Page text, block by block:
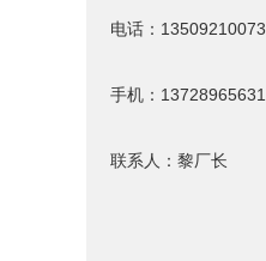
电话：13509210073
手机：13728965631
联系人：黎厂长